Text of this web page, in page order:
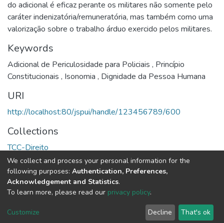
do adicional é eficaz perante os militares não somente pelo
caráter indenizatória/remuneratória, mas também como uma
valorização sobre o trabalho árduo exercido pelos militares.
Keywords
Adicional de Periculosidade para Policiais , Princípio
Constitucionais , Isonomia , Dignidade da Pessoa Humana
URI
http://localhost:80/jspui/handle/123456789/600
Collections
TCC-Direito
Full item page
Cookie
End User
Agreement
Send
Feedback
We collect and process your personal information for the
following purposes: Authentication, Preferences,
Acknowledgement and Statistics.
To learn more, please read our privacy policy.
Customize Decline That's ok